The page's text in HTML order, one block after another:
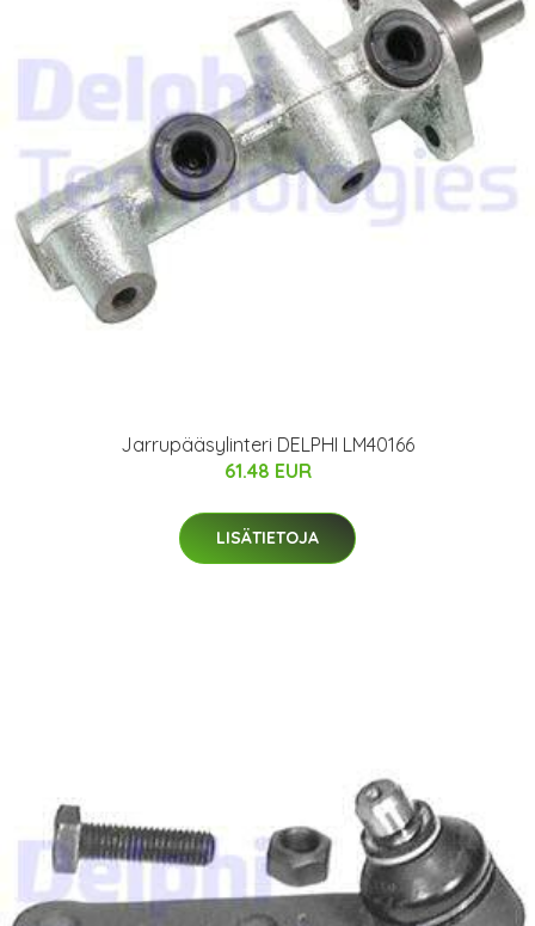
Jarrupääsylinteri DELPHI LM40166
61.48 EUR
LISÄTIETOJA